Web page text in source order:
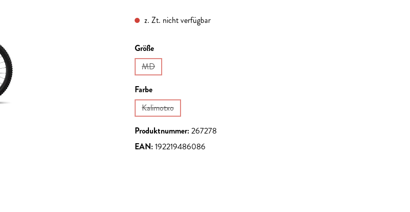
z. Zt. nicht verfügbar
Größeauswählen
MD
(Diese Option ist zurzeit nicht verfügbar.)
Farbeauswählen
Kalimotxo
(Diese Option ist zurzeit nicht verfügbar.)
Produktnummer:267278
EAN:192219486086